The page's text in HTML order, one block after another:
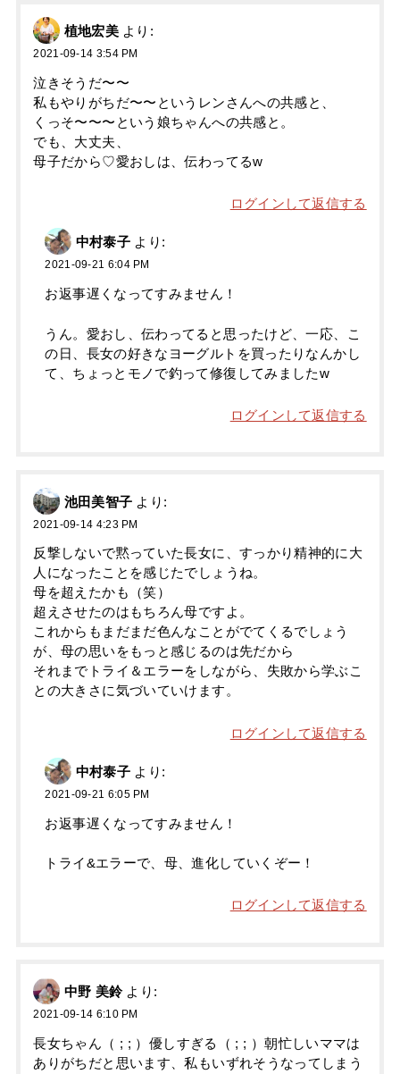
植地宏美 より:
2021-09-14 3:54 PM
泣きそうだ〜〜
私もやりがちだ〜〜というレンさんへの共感と、
くっそ〜〜〜という娘ちゃんへの共感と。
でも、大丈夫、
母子だから♡愛おしは、伝わってるw
ログインして返信する
中村泰子 より:
2021-09-21 6:04 PM
お返事遅くなってすみません！
うん。愛おし、伝わってると思ったけど、一応、こ
の日、長女の好きなヨーグルトを買ったりなんかし
て、ちょっとモノで釣って修復してみましたw
ログインして返信する
池田美智子 より:
2021-09-14 4:23 PM
反撃しないで黙っていた長女に、すっかり精神的に大
人になったことを感じたでしょうね。
母を超えたかも（笑）
超えさせたのはもちろん母ですよ。
これからもまだまだ色んなことがでてくるでしょう
が、母の思いをもっと感じるのは先だから
それまでトライ＆エラーをしながら、失敗から学ぶこ
との大きさに気づいていけます。
ログインして返信する
中村泰子 より:
2021-09-21 6:05 PM
お返事遅くなってすみません！
トライ&エラーで、母、進化していくぞー！
ログインして返信する
中野 美鈴 より:
2021-09-14 6:10 PM
長女ちゃん（ ; ; ）優しすぎる（ ; ; ）朝忙しいママは
ありがちだと思います、私もいずれそうなってしまう